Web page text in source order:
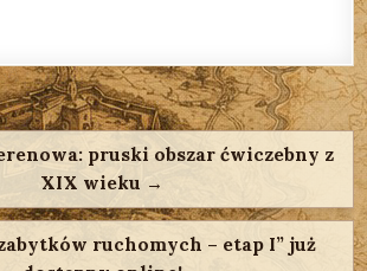
pruski obszar ćwiczebny z
XIX wieku →
ruchomych – etap I” już